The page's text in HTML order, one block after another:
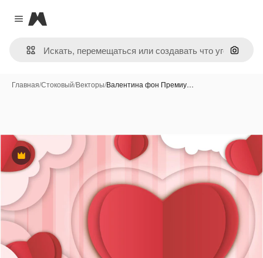
Close menu
Magnific
Поиск
Главная/Стоковый/Векторы/Валентина фон Премиу…
Премиум